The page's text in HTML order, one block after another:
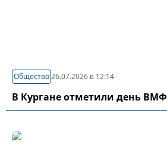
Общество26.07.2026 в 12:14
В Кургане отметили день ВМФ